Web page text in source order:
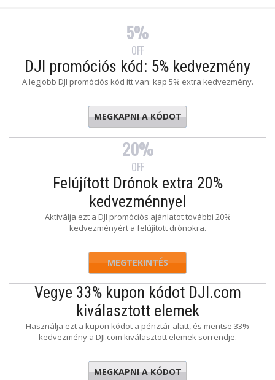
5%
OFF
DJI promóciós kód: 5% kedvezmény
A legjobb DJI promóciós kód itt van: kap 5% extra kedvezmény.
ISUALS5
MEGKAPNI A KÓDOT
20%
OFF
Felújított Drónok extra 20%
kedvezménnyel
Aktiválja ezt a DJI promóciós ajánlatot további 20%
kedvezményért a felújított drónokra.
MEGTEKINTÉS
Vegye 33% kupon kódot DJI.com
kiválasztott elemek
Használja ezt a kupon kódot a pénztár alatt, és mentse 33%
kedvezmény a DJI.com kiválasztott elemek sorrendje.
RONEMAS
MEGKAPNI A KÓDOT